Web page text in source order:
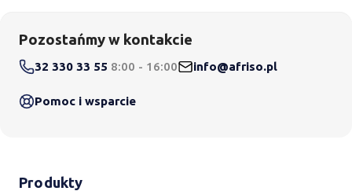
Pozostańmy w kontakcie
32 330 33 55 8:00 - 16:00 info@afriso.pl
Pomoc i wsparcie
Produkty